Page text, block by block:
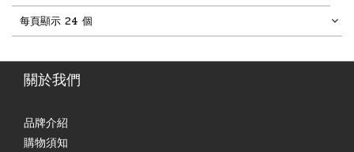
每頁顯示 24 個
關於我們
品牌介紹
購物須知